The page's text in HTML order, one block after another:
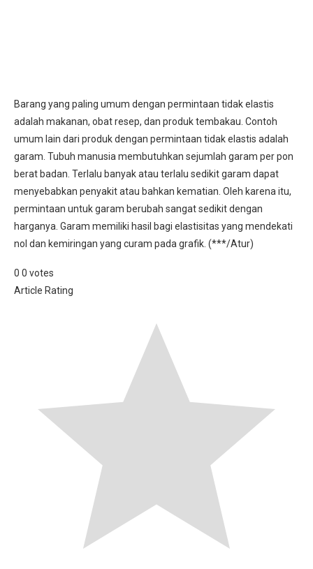
Barang yang paling umum dengan permintaan tidak elastis
adalah makanan, obat resep, dan produk tembakau. Contoh
umum lain dari produk dengan permintaan tidak elastis adalah
garam. Tubuh manusia membutuhkan sejumlah garam per pon
berat badan. Terlalu banyak atau terlalu sedikit garam dapat
menyebabkan penyakit atau bahkan kematian. Oleh karena itu,
permintaan untuk garam berubah sangat sedikit dengan
harganya. Garam memiliki hasil bagi elastisitas yang mendekati
nol dan kemiringan yang curam pada grafik. (***/Atur)
0 0 votes
Article Rating